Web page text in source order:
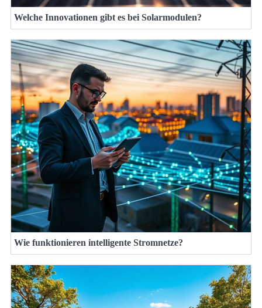
Welche Innovationen gibt es bei Solarmodulen?
Wie funktionieren intelligente Stromnetze?